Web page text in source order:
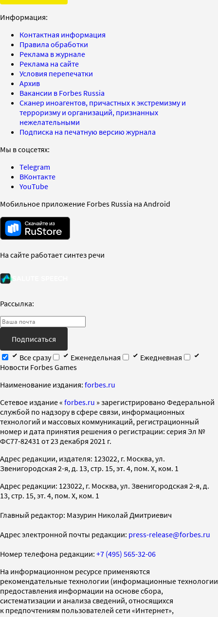
Информация:
Контактная информация
Правила обработки
Реклама в журнале
Реклама на сайте
Условия перепечатки
Архив
Вакансии в Forbes Russia
Сканер иноагентов, причастных к экстремизму и
терроризму и организаций, признанных
нежелательными
Подписка на печатную версию журнала
Мы в соцсетях:
Telegram
ВКонтакте
YouTube
Мобильное приложение Forbes Russia на Android
На сайте работает синтез речи
Рассылка:
Подписаться
Все сразу
Еженедельная
Ежедневная
Новости Forbes Games
Наименование издания: forbes.ru
Cетевое издание « forbes.ru » зарегистрировано Федеральной
службой по надзору в сфере связи, информационных
технологий и массовых коммуникаций, регистрационный
номер и дата принятия решения о регистрации: серия Эл №
ФС77-82431 от 23 декабря 2021 г.
Адрес редакции, издателя: 123022, г. Москва, ул.
Звенигородская 2-я, д. 13, стр. 15, эт. 4, пом. X, ком. 1
Адрес редакции: 123022, г. Москва, ул. Звенигородская 2-я, д.
13, стр. 15, эт. 4, пом. X, ком. 1
Главный редактор: Мазурин Николай Дмитриевич
Адрес электронной почты редакции: press-release@forbes.ru
Номер телефона редакции: +7 (495) 565-32-06
На информационном ресурсе применяются
рекомендательные технологии (информационные технологии
предоставления информации на основе сбора,
систематизации и анализа сведений, относящихся
к предпочтениям пользователей сети «Интернет»,